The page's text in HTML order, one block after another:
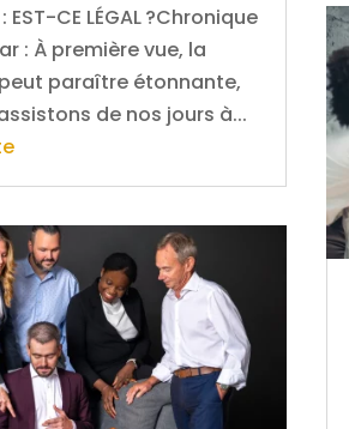
: EST-CE LÉGAL ?Chronique
: À première vue, la
paraître étonnante,
de nos jours à...